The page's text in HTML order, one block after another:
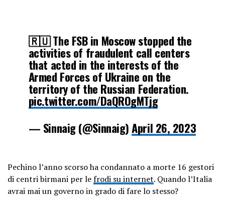
🇷🇺 The FSB in Moscow stopped the
activities of fraudulent call centers
that acted in the interests of the
Armed Forces of Ukraine on the
territory of the Russian Federation.
pic.twitter.com/DaQROgMTjg
— Sinnaig (@Sinnaig)April 26, 2023
Pechino l’anno scorso ha condannato a morte 16 gestori
di centri birmani per lefrodi su internet. Quando l’Italia
avrai mai un governo in grado di fare lo stesso?